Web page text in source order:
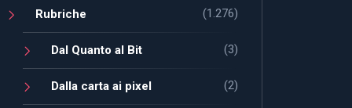
Rubriche (1.276)
Dal Quanto al Bit (3)
Dalla carta ai pixel (2)